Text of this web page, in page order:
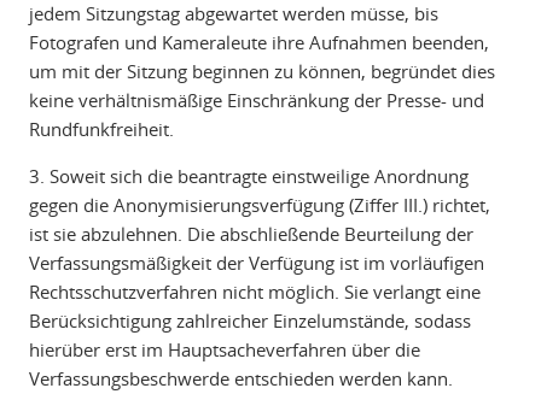
jedem Sitzungstag abgewartet werden müsse, bis
Fotografen und Kameraleute ihre Aufnahmen beenden,
um mit der Sitzung beginnen zu können, begründet dies
keine verhältnismäßige Einschränkung der Presse- und
Rundfunkfreiheit.
3. Soweit sich die beantragte einstweilige Anordnung
gegen die Anonymisierungsverfügung (Ziffer III.) richtet,
ist sie abzulehnen. Die abschließende Beurteilung der
Verfassungsmäßigkeit der Verfügung ist im vorläufigen
Rechtsschutzverfahren nicht möglich. Sie verlangt eine
Berücksichtigung zahlreicher Einzelumstände, sodass
hierüber erst im Hauptsacheverfahren über die
Verfassungsbeschwerde entschieden werden kann.